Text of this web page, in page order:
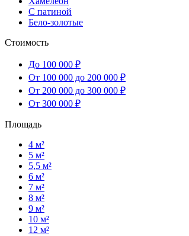
С патиной
Бело-золотые
Стоимость
До 100 000 ₽
От 100 000 до 200 000 ₽
От 200 000 до 300 000 ₽
От 300 000 ₽
Площадь
4 м²
5 м²
5,5 м²
6 м²
7 м²
8 м²
9 м²
10 м²
12 м²